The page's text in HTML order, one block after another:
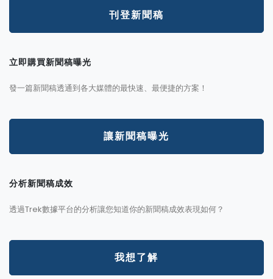
刊登新聞稿
立即購買新聞稿曝光
發一篇新聞稿透通到各大媒體的最快速、最便捷的方案！
讓新聞稿曝光
分析新聞稿成效
透過Trek數據平台的分析讓您知道你的新聞稿成效表現如何？
我想了解